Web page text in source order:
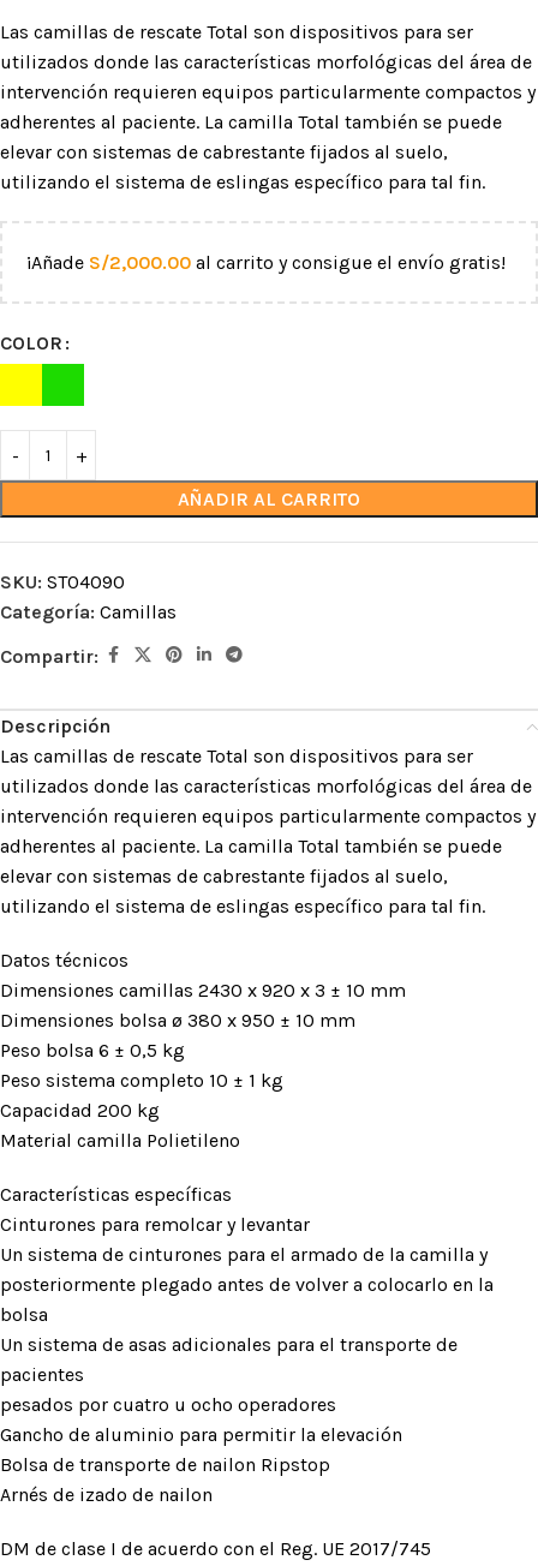
Las camillas de rescate Total son dispositivos para ser
utilizados donde las características morfológicas del área de
intervención requieren equipos particularmente compactos y
adherentes al paciente. La camilla Total también se puede
elevar con sistemas de cabrestante fijados al suelo,
utilizando el sistema de eslingas específico para tal fin.
¡Añade S/2,000.00 al carrito y consigue el envío gratis!
COLOR
AÑADIR AL CARRITO
SKU: ST04090
Categoría: Camillas
Compartir:
Descripción
Las camillas de rescate Total son dispositivos para ser
utilizados donde las características morfológicas del área de
intervención requieren equipos particularmente compactos y
adherentes al paciente. La camilla Total también se puede
elevar con sistemas de cabrestante fijados al suelo,
utilizando el sistema de eslingas específico para tal fin.
Datos técnicos
Dimensiones camillas 2430 x 920 x 3 ± 10 mm
Dimensiones bolsa ø 380 x 950 ± 10 mm
Peso bolsa 6 ± 0,5 kg
Peso sistema completo 10 ± 1 kg
Capacidad 200 kg
Material camilla Polietileno
Características específicas
Cinturones para remolcar y levantar
Un sistema de cinturones para el armado de la camilla y
posteriormente plegado antes de volver a colocarlo en la
bolsa
Un sistema de asas adicionales para el transporte de
pacientes
pesados por cuatro u ocho operadores
Gancho de aluminio para permitir la elevación
Bolsa de transporte de nailon Ripstop
Arnés de izado de nailon
DM de clase I de acuerdo con el Reg. UE 2017/745